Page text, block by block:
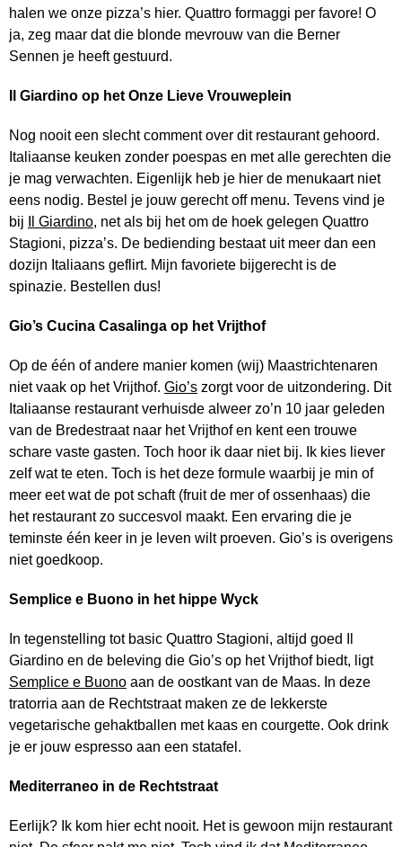
halen we onze pizza’s hier. Quattro formaggi per favore! O
ja, zeg maar dat die blonde mevrouw van die Berner
Sennen je heeft gestuurd.
Il Giardino op het Onze Lieve Vrouweplein
Nog nooit een slecht comment over dit restaurant gehoord.
Italiaanse keuken zonder poespas en met alle gerechten die
je mag verwachten. Eigenlijk heb je hier de menukaart niet
eens nodig. Bestel je jouw gerecht off menu. Tevens vind je
bij
Il Giardino, net als bij het om de hoek gelegen Quattro
Stagioni, pizza’s. De bediending bestaat uit meer dan een
dozijn Italiaans geflirt. Mijn favoriete bijgerecht is de
spinazie. Bestellen dus!
Gio’s Cucina Casalinga op het Vrijthof
Op de één of andere manier komen (wij) Maastrichtenaren
niet vaak op het Vrijthof. Gio’s zorgt voor de uitzondering. Dit
Italiaanse restaurant verhuisde alweer zo’n 10 jaar geleden
van de Bredestraat naar het Vrijthof en kent een trouwe
schare vaste gasten. Toch hoor ik daar niet bij. Ik kies liever
zelf wat te eten. Toch is het deze formule waarbij je min of
meer eet wat de pot schaft (fruit de mer of ossenhaas) die
het restaurant zo succesvol maakt. Een ervaring die je
teminste één keer in je leven wilt proeven. Gio’s is overigens
niet goedkoop.
Semplice e Buono in het hippe Wyck
In tegenstelling tot basic Quattro Stagioni, altijd goed Il
Giardino en de beleving die Gio’s op het Vrijthof biedt, ligt
Semplice e Buono aan de oostkant van de Maas. In deze
tratorria aan de Rechtstraat maken ze de lekkerste
vegetarische gehaktballen met kaas en courgette. Ook drink
je er jouw espresso aan een statafel.
Mediterraneo in de Rechtstraat
Eerlijk? Ik kom hier echt nooit. Het is gewoon mijn restaurant